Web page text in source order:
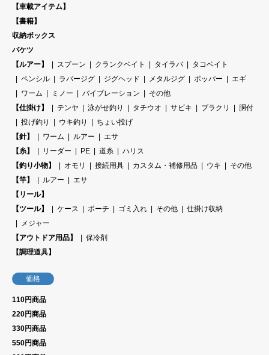
【車載アイテム】
【書籍】
収納ボックス
バケツ
【ルアー】
スプーン クランクベイト タイラバ
タコベイト
ペンシル
ラバージグ ジグヘッド メタルジグ ポッパー
エギ
ワーム
ミノー バイブレーション
その他
【仕掛け】
テンヤ 泳がせ釣り タチウオ サビキ ブラクリ
胴付
投げ釣り
ウキ釣り
ちょい投げ
【針】
ワーム ルアー
エサ
【糸】
リーダー PE 道糸
ハリス
【釣り小物】
オモリ 接続用具 カスタム・補修用品 ウキ
その他
【竿】
ルアー
エサ
【リール】
【ツール】
ケース ポーチ ゴミ入れ その他
仕掛け収納
メジャー
【アウトドア用品】
保冷剤
【調理道具】
価格
110円商品
220円商品
330円商品
550円商品